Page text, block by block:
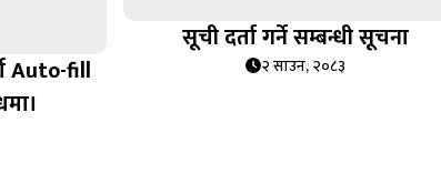
Auto-fill
सूची दर्ता गर्ने सम्बन्धी सूचना
२ साउन, २०८३